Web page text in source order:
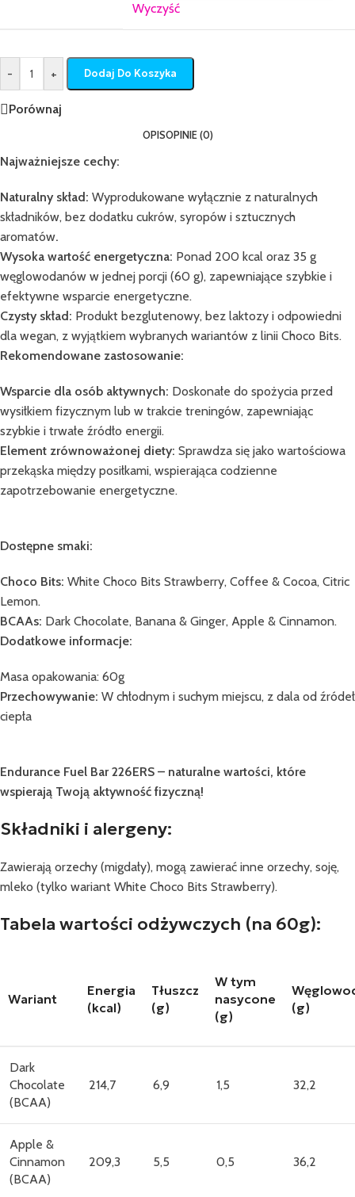
Wyczyść
- + Dodaj Do Koszyka
Porównaj
OPISOPINIE (0)
Najważniejsze cechy:
Naturalny skład: Wyprodukowane wyłącznie z naturalnych
składników, bez dodatku cukrów, syropów i sztucznych
aromatów.
Wysoka wartość energetyczna: Ponad 200 kcal oraz 35 g
węglowodanów w jednej porcji (60 g), zapewniające szybkie i
efektywne wsparcie energetyczne.
Czysty skład: Produkt bezglutenowy, bez laktozy i odpowiedni
dla wegan, z wyjątkiem wybranych wariantów z linii Choco Bits.
Rekomendowane zastosowanie:
Wsparcie dla osób aktywnych: Doskonałe do spożycia przed
wysiłkiem fizycznym lub w trakcie treningów, zapewniając
szybkie i trwałe źródło energii.
Element zrównoważonej diety: Sprawdza się jako wartościowa
przekąska między posiłkami, wspierająca codzienne
zapotrzebowanie energetyczne.
Dostępne smaki:
Choco Bits: White Choco Bits Strawberry, Coffee & Cocoa, Citric
Lemon.
BCAAs: Dark Chocolate, Banana & Ginger, Apple & Cinnamon.
Dodatkowe informacje:
Masa opakowania: 60g
Przechowywanie: W chłodnym i suchym miejscu, z dala od źródeł
ciepła
Endurance Fuel Bar 226ERS – naturalne wartości, które
wspierają Twoją aktywność fizyczną!
Składniki i alergeny:
Zawierają orzechy (migdały), mogą zawierać inne orzechy, soję,
mleko (tylko wariant White Choco Bits Strawberry).
Tabela wartości odżywczych (na 60g):
Wariant
Energia
(kcal)
Tłuszcz
(g)
W tym
nasycone
(g)
(g)
Dark
Chocolate
(BCAA)
214,7 6,9 1,5 32,2
Apple &
Cinnamon
(BCAA)
209,3 5,5 0,5 36,2